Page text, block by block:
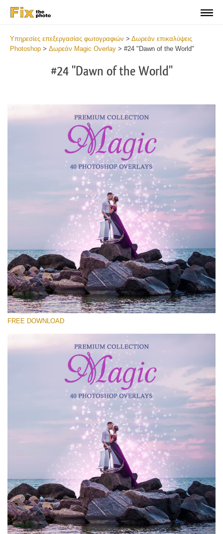
Υπηρεσίες επεξεργασίας φωτογραφιών > Δωρεάν επικαλύψεις
Photoshop > Δωρεάν Magic Overlay > #24 "Dawn of the World"
#24 "Dawn of the World"
Please select
Free Photoshop Overlay #24
Small 800*533px
Magic Collection
(40 Overlays)
Luxury Wedding
Large 6000*4000px
Entire Collection
Free download
FREE DOWNLOAD